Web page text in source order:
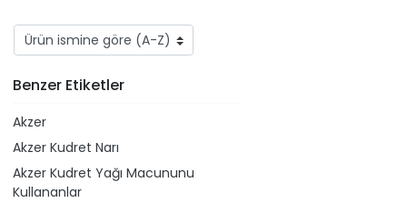
Benzer Etiketler
Akzer
Akzer Kudret Narı
Akzer Kudret Yağı Macununu
Kullananlar